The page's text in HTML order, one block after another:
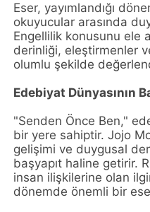
Eser, yayımlandığı
okuyucular arasında
Engellilik konusunu ele
derinliği, eleştirmenler
olumlu şekilde
Edebiyat Dünyasının
"Senden Önce Ben,"
bir yere sahiptir. Jojo
gelişimi ve duygusal
başyapıt haline getirir.
insan ilişkilerine olan
dönemde önemli bir